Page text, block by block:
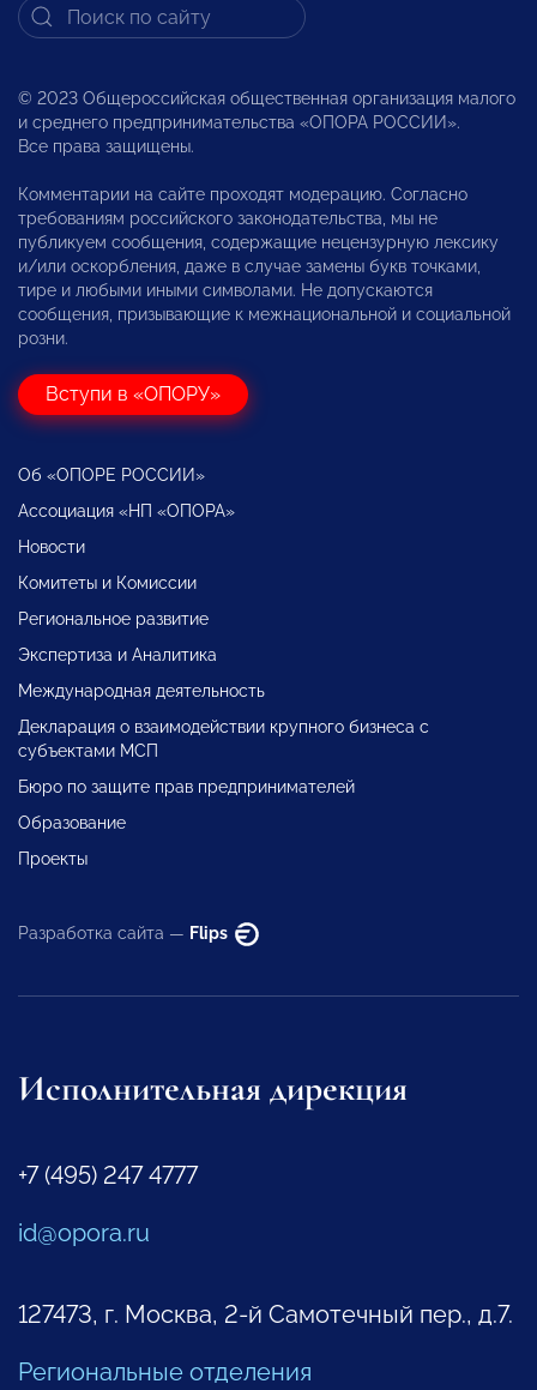
© 2023 Общероссийская общественная организация малого
и среднего предпринимательства «ОПОРА РОССИИ».
Все права защищены.
Комментарии на сайте проходят модерацию. Согласно
требованиям российского законодательства, мы не
публикуем сообщения, содержащие нецензурную лексику
и/или оскорбления, даже в случае замены букв точками,
тире и любыми иными символами. Не допускаются
сообщения, призывающие к межнациональной и социальной
розни.
Вступи в «ОПОРУ»
Об «ОПОРЕ РОССИИ»
Ассоциация «НП «ОПОРА»
Новости
Комитеты и Комиссии
Региональное развитие
Экспертиза и Аналитика
Международная деятельность
Декларация о взаимодействии крупного бизнеса с
субъектами МСП
Бюро по защите прав предпринимателей
Образование
Проекты
Разработка сайта — Flips
Исполнительная дирекция
+7 (495) 247 4777
id@opora.ru
127473, г. Москва, 2-й Самотечный пер., д.7.
Региональные отделения